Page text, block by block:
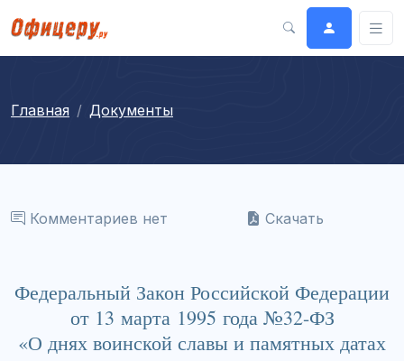
Главная Документы
Комментариев нет Скачать
Федеральный Закон Российской Федерации
от 13 марта 1995 года №32-ФЗ
«О днях воинской славы и памятных датах